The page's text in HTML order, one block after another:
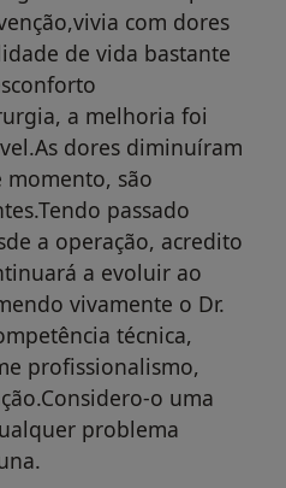
com dores
de vida bastante
a melhoria foi
dores diminuíram
momento, são
passado
a operação, acredito
a evoluir ao
vivamente o Dr.
técnica,
profissionalismo,
o uma
problema